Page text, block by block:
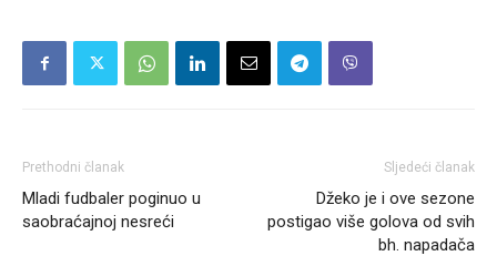
Prethodni članak
Mladi fudbaler poginuo u
saobraćajnoj nesreći
Sljedeći članak
Džeko je i ove sezone
postigao više golova od svih
bh. napadača